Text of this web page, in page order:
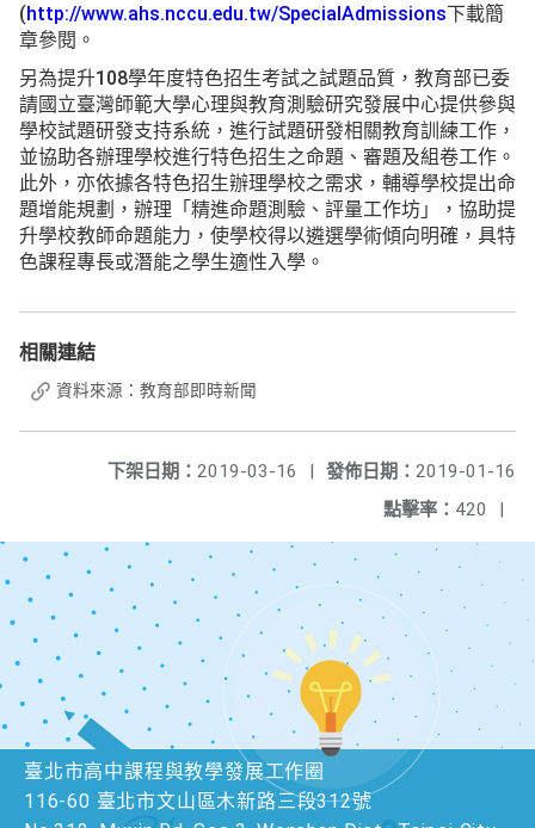
(http://www.ahs.nccu.edu.tw/SpecialAdmissions下載簡
章參閱。
另為提升108學年度特色招生考試之試題品質，教育部已委
請國立臺灣師範大學心理與教育測驗研究發展中心提供參與
學校試題研發支持系統，進行試題研發相關教育訓練工作，
並協助各辦理學校進行特色招生之命題、審題及組卷工作。
此外，亦依據各特色招生辦理學校之需求，輔導學校提出命
題增能規劃，辦理「精進命題測驗、評量工作坊」，協助提
升學校教師命題能力，使學校得以遴選學術傾向明確，具特
色課程專長或潛能之學生適性入學。
相關連結
資料來源：教育部即時新聞
發佈日期： 2019-01-16
下架日期： 2019-03-16
|
點擊率： 420 |
臺北市高中課程與教學發展工作圈
116-60 臺北市文山區木新路三段312號